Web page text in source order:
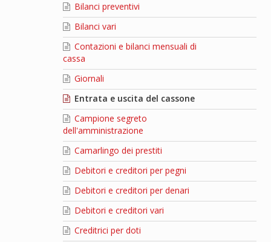
Bilanci preventivi
Bilanci vari
Contazioni e bilanci mensuali di
cassa
Giornali
Entrata e uscita del cassone
Campione segreto
dell'amministrazione
Camarlingo dei prestiti
Debitori e creditori per pegni
Debitori e creditori per denari
Debitori e creditori vari
Creditrici per doti